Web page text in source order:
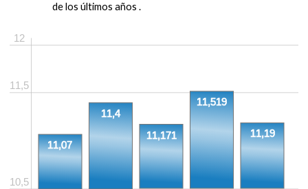
de los últimos años .
12
10,5
11,5
11,07
11,4
11,171
11,519
11,19